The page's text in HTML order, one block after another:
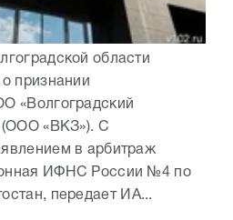
области
признании
«Волгоградский
(ООО «ВКЗ»). С
в арбитраж
ИФНС России №4 по
передает ИА...